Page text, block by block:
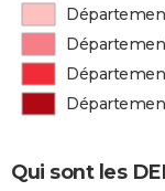
Qui sont les